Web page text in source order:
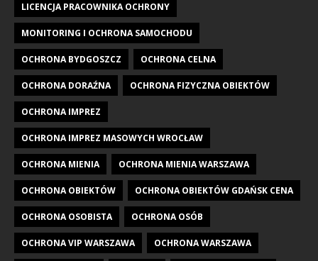
LICENCJA PRACOWNIKA OCHRONY
MONITORING I OCHRONA SAMOCHODU
OCHRONA BYDGOSZCZ OCHRONA CELNA
OCHRONA DORAŹNA OCHRONA FIZYCZNA OBIEKTÓW
OCHRONA IMPREZ
OCHRONA IMPREZ MASOWYCH WROCŁAW
OCHRONA MIENIA OCHRONA MIENIA WARSZAWA
OCHRONA OBIEKTÓW OCHRONA OBIEKTÓW GDAŃSK CENA
OCHRONA OSOBISTA OCHRONA OSÓB
OCHRONA VIP WARSZAWA OCHRONA WARSZAWA